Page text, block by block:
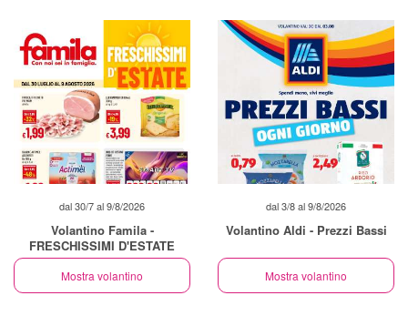
dal 30/7 al 9/8/2026
Volantino Famila -
FRESCHISSIMI D'ESTATE
Mostra volantino
dal 3/8 al 9/8/2026
Volantino Aldi - Prezzi Bassi
Mostra volantino